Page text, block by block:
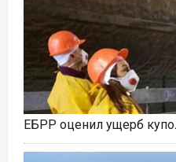
ЕБРР оценил ущерб